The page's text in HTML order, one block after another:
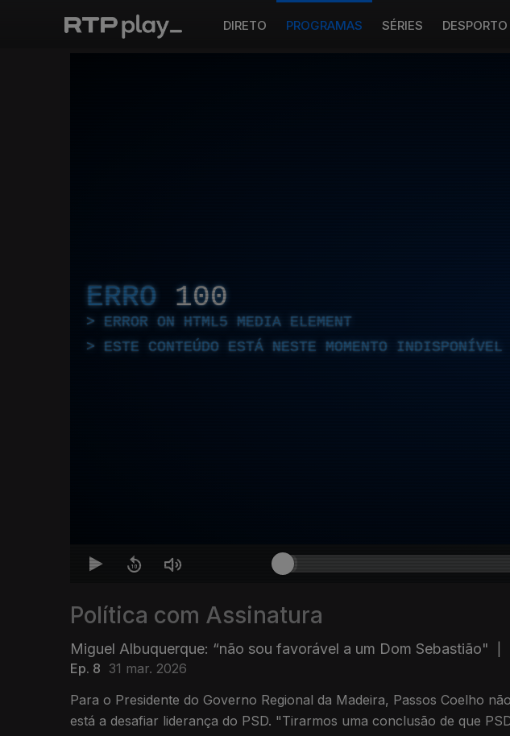
DIRETO PROGRAMAS SÉRIES DESPORTO
ERRO 100
ERROR ON HTML5 MEDIA ELEMENT
ESTE CONTEÚDO ESTÁ NESTE MOMENTO INDISPONÍVEL
Política com Assinatura
Miguel Albuquerque: “não sou favorável a um Dom Sebastião"
Ep. 8 31 mar. 2026
Para o Presidente do Governo Regional da Madeira, Passos Coelho não
está a desafiar liderança do PSD. "Tirarmos uma conclusão de que